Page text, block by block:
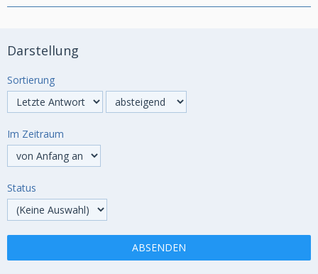
Darstellung
Sortierung
Im Zeitraum
Status